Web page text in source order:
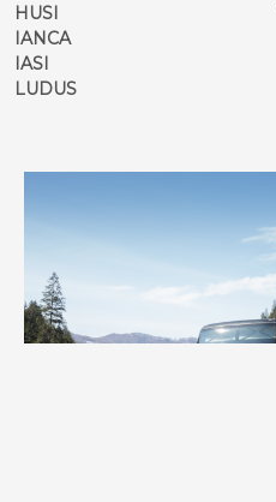
HUSI
IANCA
IASI
LUDUS